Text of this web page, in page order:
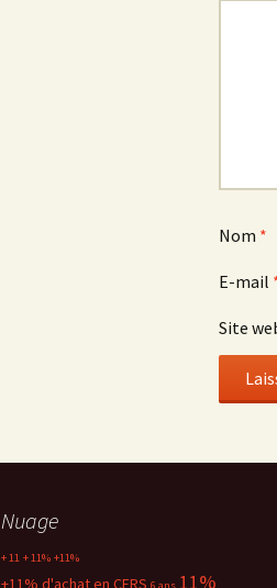
Nom *
E-mail
Site
Nuage
+ 11 + 11% +11%
+11% d'achat en CERS 11%